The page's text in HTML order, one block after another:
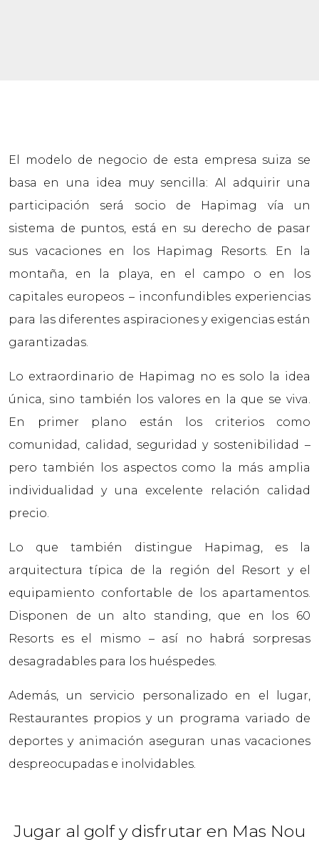
El modelo de negocio de esta empresa suiza se
basa en una idea muy sencilla: Al adquirir una
participación será socio de Hapimag vía un
sistema de puntos, está en su derecho de pasar
sus vacaciones en los Hapimag Resorts. En la
montaña, en la playa, en el campo o en los
capitales europeos – inconfundibles experiencias
para las diferentes aspiraciones y exigencias están
garantizadas.
Lo extraordinario de Hapimag no es solo la idea
única, sino también los valores en la que se viva.
En primer plano están los criterios como
comunidad, calidad, seguridad y sostenibilidad –
pero también los aspectos como la más amplia
individualidad y una excelente relación calidad
precio.
Lo que también distingue Hapimag, es la
arquitectura típica de la región del Resort y el
equipamiento confortable de los apartamentos.
Disponen de un alto standing, que en los 60
Resorts es el mismo – así no habrá sorpresas
desagradables para los huéspedes.
Además, un servicio personalizado en el lugar,
Restaurantes propios y un programa variado de
deportes y animación aseguran unas vacaciones
despreocupadas e inolvidables.
Jugar al golf y disfrutar en Mas Nou